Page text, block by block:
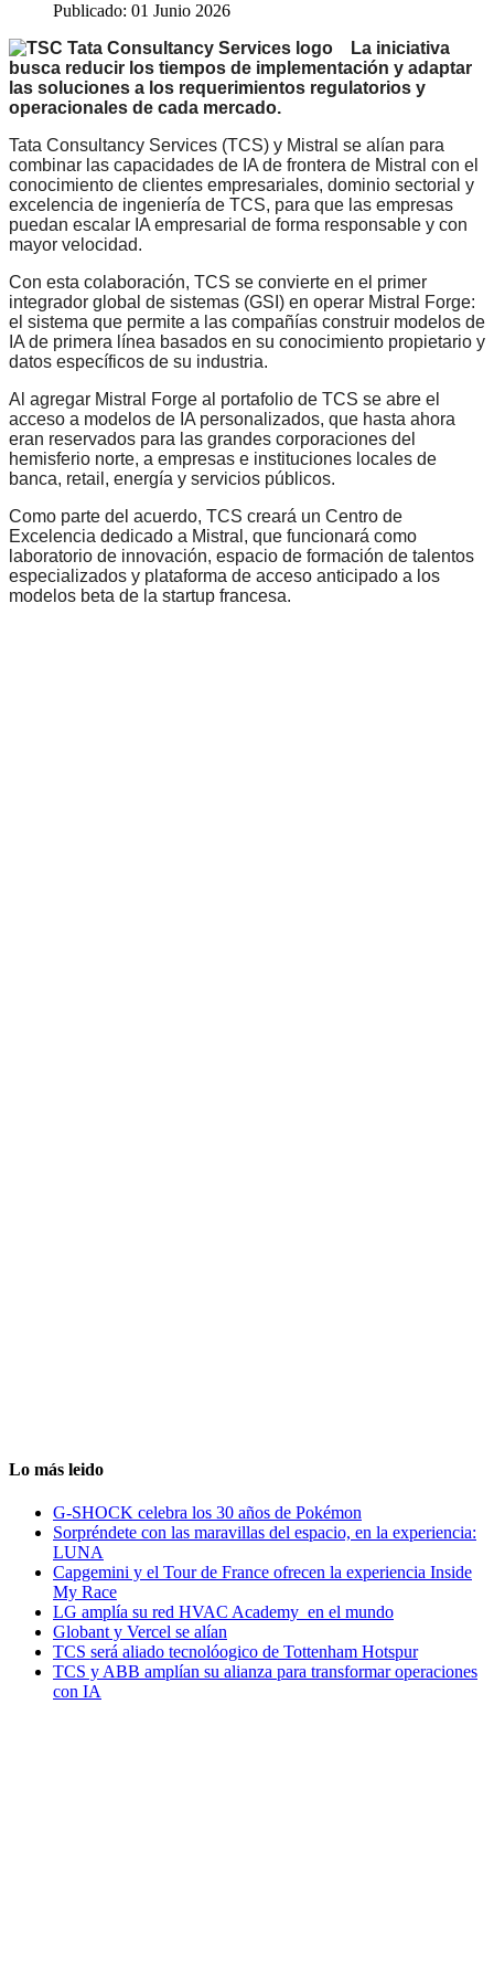
Publicado: 01 Junio 2026
La iniciativa
busca reducir los tiempos de implementación y adaptar
las soluciones a los requerimientos regulatorios y
operacionales de cada mercado.
Tata Consultancy Services (TCS) y Mistral se alían para
combinar las capacidades de IA de frontera de Mistral con el
conocimiento de clientes empresariales, dominio sectorial y
excelencia de ingeniería de TCS, para que las empresas
puedan escalar IA empresarial de forma responsable y con
mayor velocidad.
Con esta colaboración, TCS se convierte en el primer
integrador global de sistemas (GSI) en operar Mistral Forge:
el sistema que permite a las compañías construir modelos de
IA de primera línea basados en su conocimiento propietario y
datos específicos de su industria.
Al agregar Mistral Forge al portafolio de TCS se abre el
acceso a modelos de IA personalizados, que hasta ahora
eran reservados para las grandes corporaciones del
hemisferio norte, a empresas e instituciones locales de
banca, retail, energía y servicios públicos.
Como parte del acuerdo, TCS creará un Centro de
Excelencia dedicado a Mistral, que funcionará como
laboratorio de innovación, espacio de formación de talentos
especializados y plataforma de acceso anticipado a los
modelos beta de la startup francesa.
Lo más leido
G-SHOCK celebra los 30 años de Pokémon
Sorpréndete con las maravillas del espacio, en la experiencia:
LUNA
Capgemini y el Tour de France ofrecen la experiencia Inside
My Race
LG amplía su red HVAC Academy en el mundo
Globant y Vercel se alían
TCS será aliado tecnolóogico de Tottenham Hotspur
TCS y ABB amplían su alianza para transformar operaciones
con IA